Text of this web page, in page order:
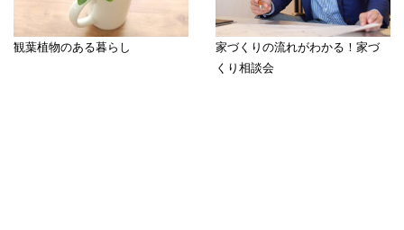
観葉植物のある暮らし
家づくりの流れがわかる！家づ
くり相談会